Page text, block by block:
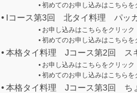
初めてのお申し込みはこちらを
Iコース第3回 北タイ料理 パッカ
お申し込みはこちらをクリック
初めてのお申し込みはこちらを
本格タイ料理 Jコース第2回 ス
お申し込みはこちらをクリック
初めてのお申し込みはこちらを
本格タイ料理 Jコース第3回 ち